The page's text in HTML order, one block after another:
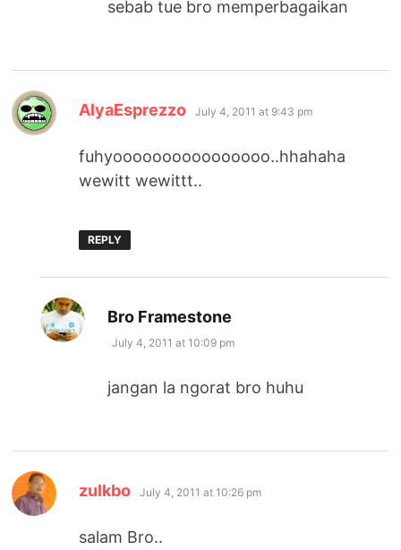
sebab tue bro memperbagaikan
AlyaEsprezzo says:
July 4, 2011 at 9:43 pm
fuhyoooooooooooooooo..hhahaha
wewitt wewittt..
REPLY
Bro Framestone
July 4, 2011 at 10:09 pm
jangan la ngorat bro huhu
zulkbo says:
July 4, 2011 at 10:26 pm
salam Bro..